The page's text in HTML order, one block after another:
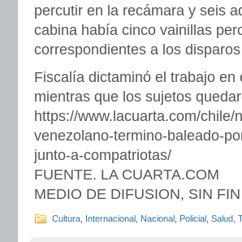
percutir en la recámara y seis
cabina había cinco vainillas
correspondientes a los
Fiscalía dictaminó el trabajo
mientras que los sujetos
https://www.lacuarta.com/
venezolano-termino-baleado-
junto-a-compatriotas/
FUENTE. LA CUARTA.COM
MEDIO DE DIFUSION, SIN
Cultura Internacional Nacional Policial Salud